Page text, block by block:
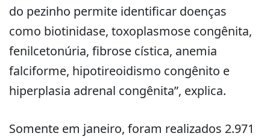
do pezinho permite identificar doenças
como biotinidase, toxoplasmose congênita,
fenilcetonúria, fibrose cística, anemia
falciforme, hipotireoidismo congênito e
hiperplasia adrenal congênita”, explica.
Somente em janeiro, foram realizados 2.971